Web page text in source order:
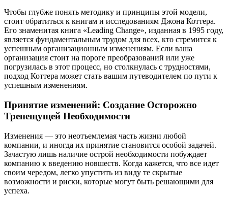
Чтобы глубже понять методику и принципы этой модели,
стоит обратиться к книгам и исследованиям Джона Коттера.
Его знаменитая книга «Leading Change», изданная в 1995 году,
является фундаментальным трудом для всех, кто стремится к
успешным организационным изменениям. Если ваша
организация стоит на пороге преобразований или уже
погрузилась в этот процесс, но столкнулась с трудностями,
подход Коттера может стать вашим путеводителем по пути к
успешным изменениям.
Принятие изменений: Создание Осторожно
Трепещущей Необходимости
Изменения — это неотъемлемая часть жизни любой
компании, и иногда их принятие становится особой задачей.
Зачастую лишь наличие острой необходимости побуждает
компанию к введению новшеств. Когда кажется, что все идет
своим чередом, легко упустить из виду те скрытые
возможности и риски, которые могут быть решающими для
успеха.